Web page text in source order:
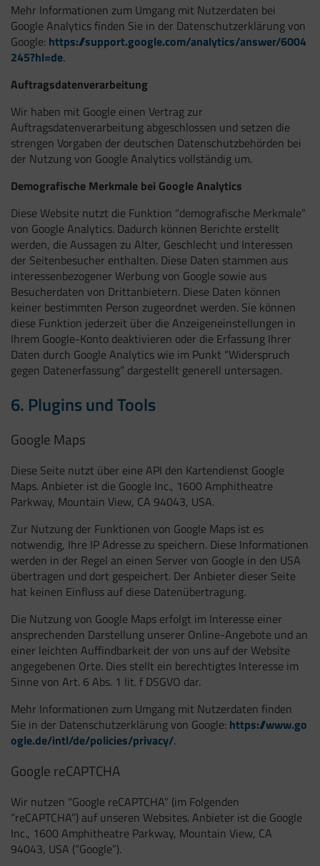
Mehr Informationen zum Umgang mit Nutzerdaten bei
Google Analytics finden Sie in der Datenschutzerklärung von
Google: https://support.google.com/analytics/answer/6004
245?hl=de.
Auftragsdatenverarbeitung
Wir haben mit Google einen Vertrag zur
Auftragsdatenverarbeitung abgeschlossen und setzen die
strengen Vorgaben der deutschen Datenschutzbehörden bei
der Nutzung von Google Analytics vollständig um.
Demografische Merkmale bei Google Analytics
Diese Website nutzt die Funktion “demografische Merkmale”
von Google Analytics. Dadurch können Berichte erstellt
werden, die Aussagen zu Alter, Geschlecht und Interessen
der Seitenbesucher enthalten. Diese Daten stammen aus
interessenbezogener Werbung von Google sowie aus
Besucherdaten von Drittanbietern. Diese Daten können
keiner bestimmten Person zugeordnet werden. Sie können
diese Funktion jederzeit über die Anzeigeneinstellungen in
Ihrem Google-Konto deaktivieren oder die Erfassung Ihrer
Daten durch Google Analytics wie im Punkt “Widerspruch
gegen Datenerfassung” dargestellt generell untersagen.
6. Plugins und Tools
Google Maps
Diese Seite nutzt über eine API den Kartendienst Google
Maps. Anbieter ist die Google Inc., 1600 Amphitheatre
Parkway, Mountain View, CA 94043, USA.
Zur Nutzung der Funktionen von Google Maps ist es
notwendig, Ihre IP Adresse zu speichern. Diese Informationen
werden in der Regel an einen Server von Google in den USA
übertragen und dort gespeichert. Der Anbieter dieser Seite
hat keinen Einfluss auf diese Datenübertragung.
Die Nutzung von Google Maps erfolgt im Interesse einer
ansprechenden Darstellung unserer Online-Angebote und an
einer leichten Auffindbarkeit der von uns auf der Website
angegebenen Orte. Dies stellt ein berechtigtes Interesse im
Sinne von Art. 6 Abs. 1 lit. f DSGVO dar.
Mehr Informationen zum Umgang mit Nutzerdaten finden
Sie in der Datenschutzerklärung von Google: https://www.go
ogle.de/intl/de/policies/privacy/.
Google reCAPTCHA
Wir nutzen “Google reCAPTCHA” (im Folgenden
“reCAPTCHA”) auf unseren Websites. Anbieter ist die Google
Inc., 1600 Amphitheatre Parkway, Mountain View, CA
94043, USA (“Google”).